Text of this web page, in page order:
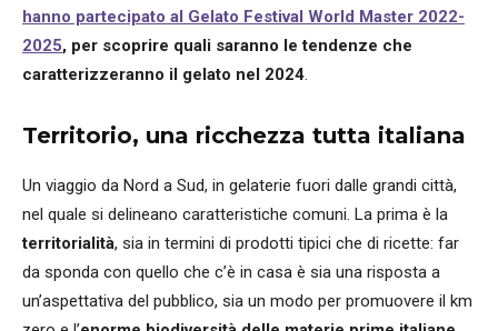
hanno partecipato al Gelato Festival World Master 2022-
2025, per scoprire quali saranno le tendenze che
caratterizzeranno il gelato nel 2024.
Territorio, una ricchezza tutta italiana
Un viaggio da Nord a Sud, in gelaterie fuori dalle grandi città,
nel quale si delineano caratteristiche comuni. La prima è la
territorialità, sia in termini di prodotti tipici che di ricette: far
da sponda con quello che c’è in casa è sia una risposta a
un’aspettativa del pubblico, sia un modo per promuovere il km